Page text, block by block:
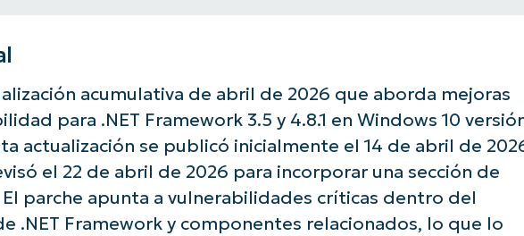
acumulativa de abril de 2026 que aborda mejoras
para .NET Framework 3.5 y 4.8.1 en Windows 10
actualización se publicó inicialmente el 14 de abril de
el 22 de abril de 2026 para incorporar una sección de
parche apunta a vulnerabilidades críticas dentro del
.NET Framework y componentes relacionados, lo que lo